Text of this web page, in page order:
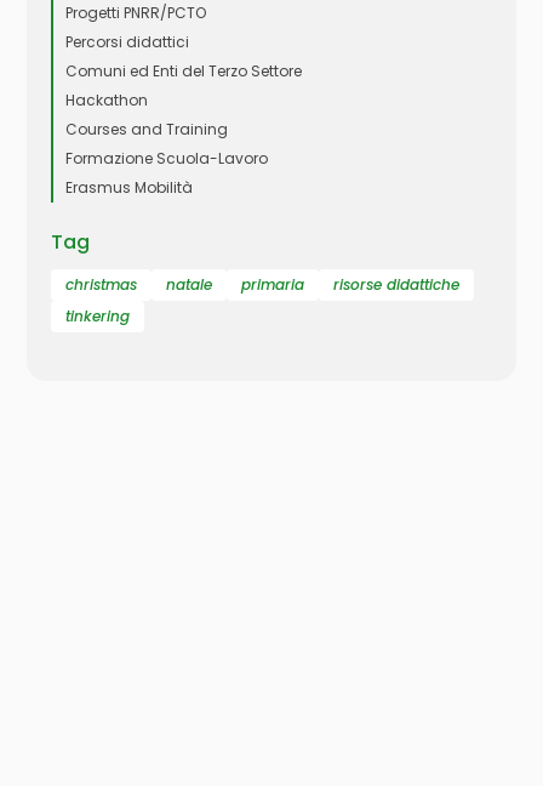
Progetti PNRR/PCTO
Percorsi didattici
Comuni ed Enti del Terzo Settore
Hackathon
Courses and Training
Formazione Scuola-Lavoro
Erasmus Mobilità
Tag
christmas natale primaria
risorse didattiche
tinkering